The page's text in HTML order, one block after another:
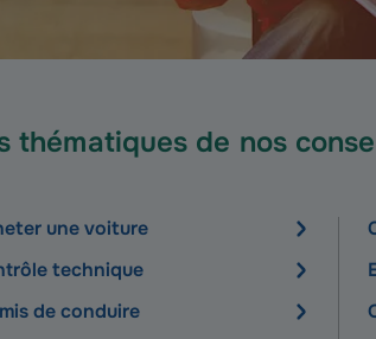
thématiques de nos
une voiture
technique
de conduire